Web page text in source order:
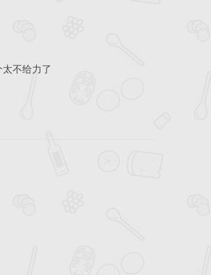
不给力了